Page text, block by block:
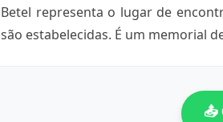
Betel representa o lugar de
são estabelecidas. É um memorial
📤